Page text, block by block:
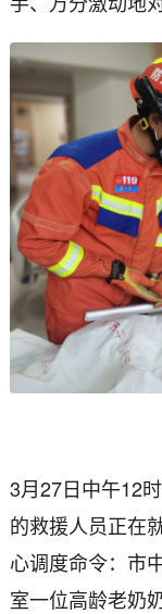
3月27日中午12
的救援人员正在
心调度命令：市
室一位高龄老奶